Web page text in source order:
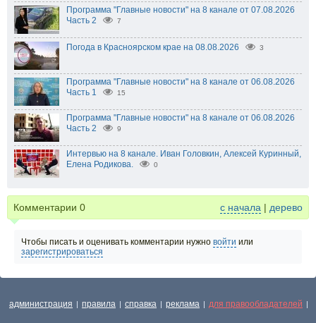
Программа "Главные новости" на 8 канале от 07.08.2026
Часть 2
7
Погода в Красноярском крае на 08.08.2026 3
Программа "Главные новости" на 8 канале от 06.08.2026
Часть 1
15
Программа "Главные новости" на 8 канале от 06.08.2026
Часть 2
9
Интервью на 8 канале. Иван Головкин, Алексей Куринный,
Елена Родикова.
0
Комментарии 0 с начала | дерево
Чтобы писать и оценивать комментарии нужно войти или
зарегистрироваться
администрация | правила | справка | реклама | для правообладателей |